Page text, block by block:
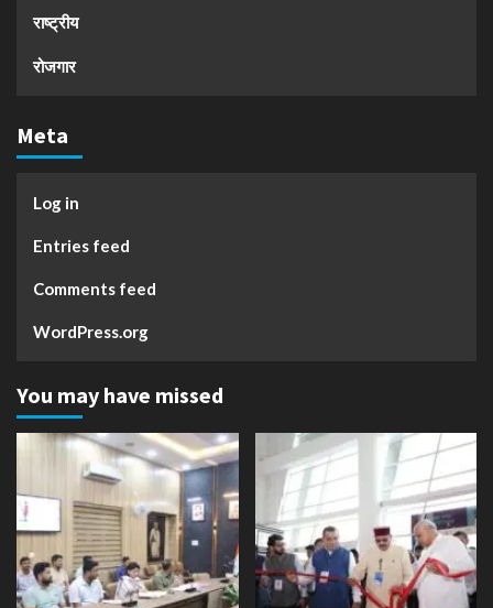
राष्ट्रीय
रोजगार
Meta
Log in
Entries feed
Comments feed
WordPress.org
You may have missed